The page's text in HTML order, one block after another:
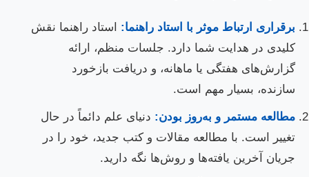
برقراری ارتباط موثر با استاد راهنما: استاد راهنما نقش
کلیدی در هدایت شما دارد. جلسات منظم، ارائه
گزارش‌های هفتگی یا ماهانه، و دریافت بازخورد
سازنده، بسیار مهم است.
مطالعه مستمر و به‌روز بودن: دنیای علم دائماً در حال
تغییر است. با مطالعه مقالات و کتب جدید، خود را در
جریان آخرین یافته‌ها و روش‌ها نگه دارید.